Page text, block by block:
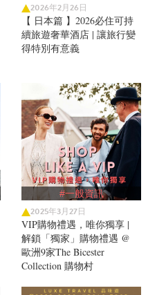
2026年2月26日
【 日本篇 】2026必住可持
續旅遊奢華酒店 | 讓旅行變
得特別有意義
#一般資訊
2025年3月27日
VIP購物禮遇，唯你獨享 |
解鎖「獨家」購物禮遇 @
歐洲9家The Bicester
Collection 購物村